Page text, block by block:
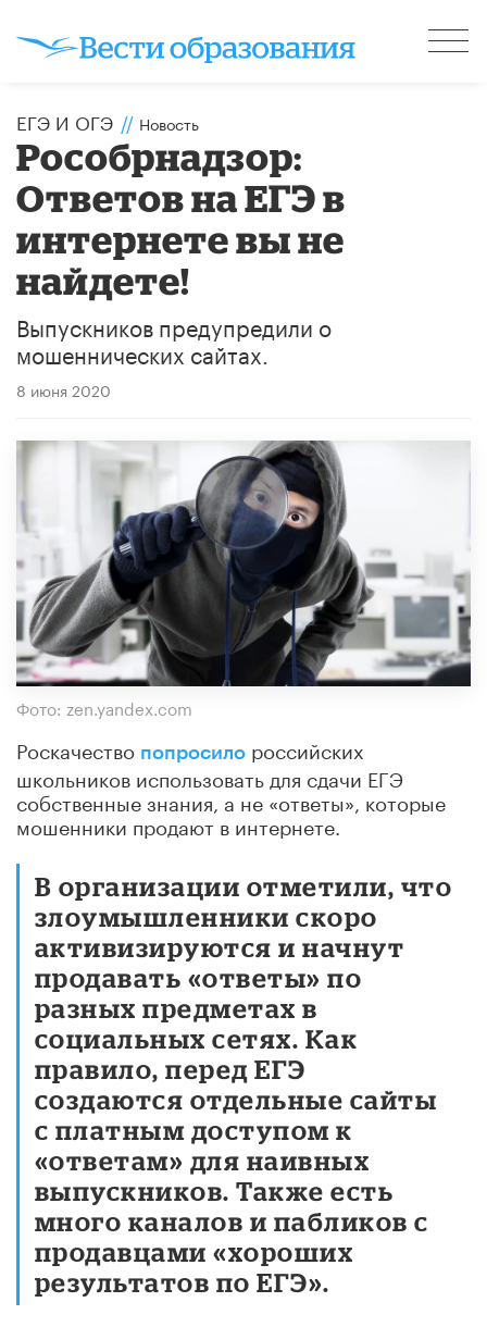
ЕГЭ И ОГЭ // Новость
Рособрнадзор:
Ответов на ЕГЭ в
интернете вы не
найдете!
Выпускников предупредили о
мошеннических сайтах.
8 июня 2020
Фото: zen.yandex.com
Роскачество попросило российских
школьников использовать для сдачи ЕГЭ
собственные знания, а не «ответы», которые
мошенники продают в интернете.
В организации отметили, что
злоумышленники скоро
активизируются и начнут
продавать «ответы» по
разных предметах в
социальных сетях. Как
правило, перед ЕГЭ
создаются отдельные сайты
с платным доступом к
«ответам» для наивных
выпускников. Также есть
много каналов и пабликов с
продавцами «хороших
результатов по ЕГЭ».